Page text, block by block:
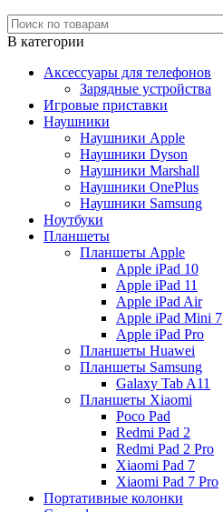
В категории
Аксессуары для телефонов
Зарядные устройства
Игровые приставки
Наушники
Наушники Apple
Наушники Dyson
Наушники Marshall
Наушники OnePlus
Наушники Samsung
Ноутбуки
Планшеты
Планшеты Apple
Apple iPad 10
Apple iPad 11
Apple iPad Air
Apple iPad Mini 7
Apple iPad Pro
Планшеты Huawei
Планшеты Samsung
Galaxy Tab A11
Планшеты Xiaomi
Poco Pad
Redmi Pad 2
Redmi Pad 2 Pro
Xiaomi Pad 7
Xiaomi Pad 7 Pro
Портативные колонки